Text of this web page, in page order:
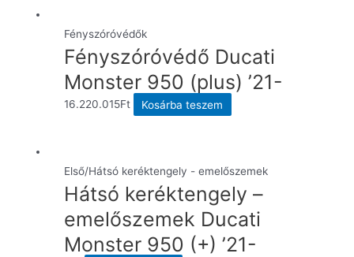
Fényszóróvédők
Fényszóróvédő Ducati
Monster 950 (plus) ’21-
16.220.015Ft Kosárba teszem
Első/Hátsó keréktengely - emelőszemek
Hátsó keréktengely –
emelőszemek Ducati
Monster 950 (+) ’21-